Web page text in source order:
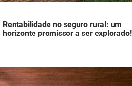
Rentabilidade no seguro rural: um
horizonte promissor a ser explorado!